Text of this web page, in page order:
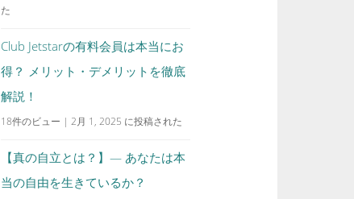
た
Club Jetstarの有料会員は本当にお
得？ メリット・デメリットを徹底
解説！
18件のビュー |2月 1, 2025 に投稿された
【真の自立とは？】— あなたは本
当の自由を生きているか？